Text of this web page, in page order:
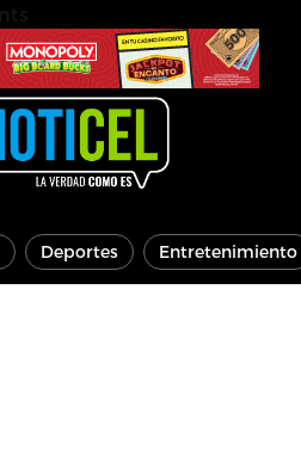
Deportes Entretenimiento